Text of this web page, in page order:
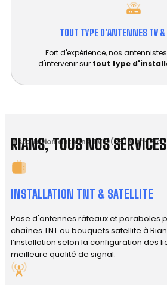
TOUT TYPE D'ANTENNES TV &
Fort d'expérience, nos
d'intervenir sur tout type
Installation antenne TV-(83) Var-
RIANS, TOUS NOS
INSTALLATION TNT & SATELLITE
Pose d'antennes râteaux et paraboles
chaînes TNT ou bouquets satellite à
l’installation selon la configuration des
meilleure qualité de signal.